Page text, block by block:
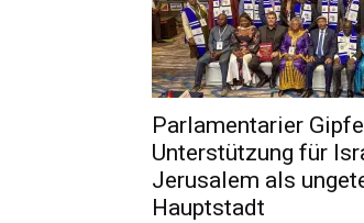
Parlamentarier
Unterstützung für
Jerusalem als
Hauptstadt